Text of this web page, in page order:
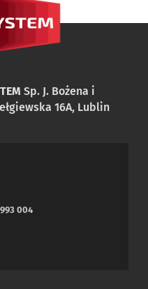
Sp. J. Bożena i
16A, Lublin
004